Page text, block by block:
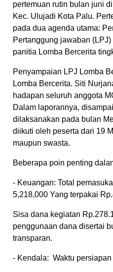
pertemuan rutin bulan juni
Kec. Ulujadi Kota Palu.
pada dua agenda utama:
Pertanggung jawaban
panitia Lomba Bercerita
Penyampaian LPJ Lomba
Lomba Bercerita. Siti
hadapan seluruh anggota
Dalam laporannya,
dilaksanakan pada bulan
diikuti oleh peserta dari 19
maupun swasta.
Beberapa poin penting
- Keuangan: Total
5,218,000 Yang terpakai
Sisa dana kegiatan
penggunaan dana disertai
transparan.
- Kendala: Waktu persiapan